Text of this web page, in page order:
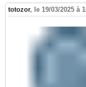
totozor, le 19/03/2025 à